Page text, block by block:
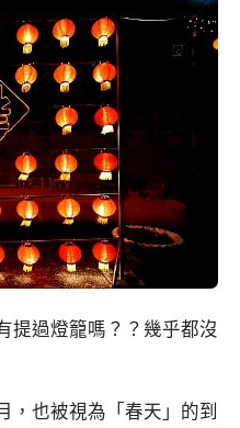
提過燈籠嗎？？幾乎都沒
，也被視為「春天」的到